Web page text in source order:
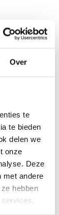
Over
te
te bieden
delen we
onze
Deze
met andere
hebben